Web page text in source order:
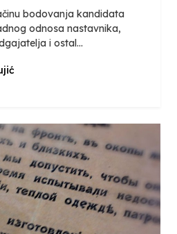
bodovanja kandidata
odnosa nastavnika,
i ostal...